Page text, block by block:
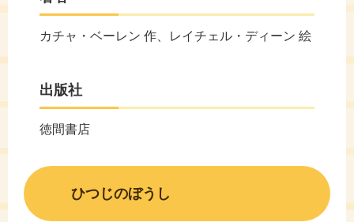
カチャ・ベーレン 作、レイチェル・ディーン 絵
出版社
徳間書店
ひつじのぼうし